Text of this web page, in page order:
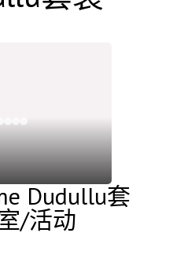
Dudullu套
/活动